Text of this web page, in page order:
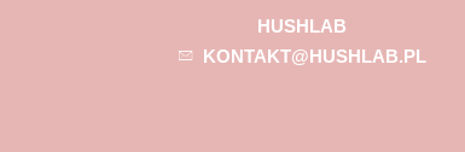
HUSHLAB
KONTAKT@HUSHLAB.PL